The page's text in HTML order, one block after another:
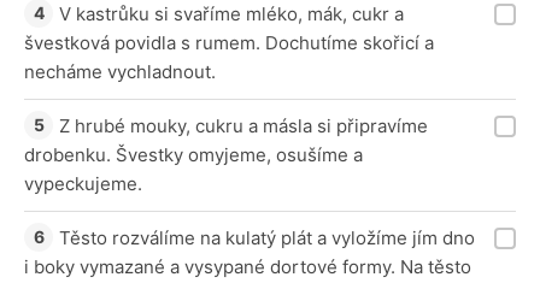
V kastrůku si svaříme mléko, mák, cukr a
švestková povidla s rumem. Dochutíme skořicí a
necháme vychladnout.
Z hrubé mouky, cukru a másla si připravíme
drobenku. Švestky omyjeme, osušíme a
vypeckujeme.
Těsto rozválíme na kulatý plát a vyložíme jím dno
i boky vymazané a vysypané dortové formy. Na těsto